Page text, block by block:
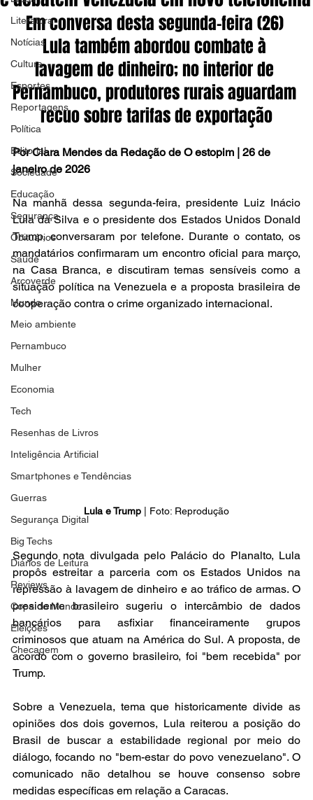
Literatura
Notícias
Cultura
Esportes
Reportagens
Política
Editorial
Sociedade
Educação
Segurança
Obituários
Saúde
Arcoverde
Mundo
Meio ambiente
Pernambuco
Mulher
Economia
Tech
Resenhas de Livros
Inteligência Artificial
Smartphones e Tendências
Guerras
Segurança Digital
Big Techs
Diários de Leitura
Reviews
Copa do Mundo
Eleições
Checagem
Em conversa desta segunda-feira (26)
Lula também abordou combate à
lavagem de dinheiro; no interior de
Pernambuco, produtores rurais aguardam
recuo sobre tarifas de exportação
Por Clara Mendes da Redação de O estopim | 26 de
janeiro de 2026
Na manhã dessa segunda-feira, presidente Luiz Inácio
Lula da Silva e o presidente dos Estados Unidos Donald
Trump, conversaram por telefone. Durante o contato, os
mandatários confirmaram um encontro oficial para março,
na Casa Branca, e discutiram temas sensíveis como a
situação política na Venezuela e a proposta brasileira de
cooperação contra o crime organizado internacional.
Lula e Trump | Foto: Reprodução
Segundo nota divulgada pelo Palácio do Planalto, Lula
propôs estreitar a parceria com os Estados Unidos na
repressão à lavagem de dinheiro e ao tráfico de armas. O
presidente brasileiro sugeriu o intercâmbio de dados
bancários para asfixiar financeiramente grupos
criminosos que atuam na América do Sul. A proposta, de
acordo com o governo brasileiro, foi "bem recebida" por
Trump.
Sobre a Venezuela, tema que historicamente divide as
opiniões dos dois governos, Lula reiterou a posição do
Brasil de buscar a estabilidade regional por meio do
diálogo, focando no "bem-estar do povo venezuelano". O
comunicado não detalhou se houve consenso sobre
medidas específicas em relação a Caracas.